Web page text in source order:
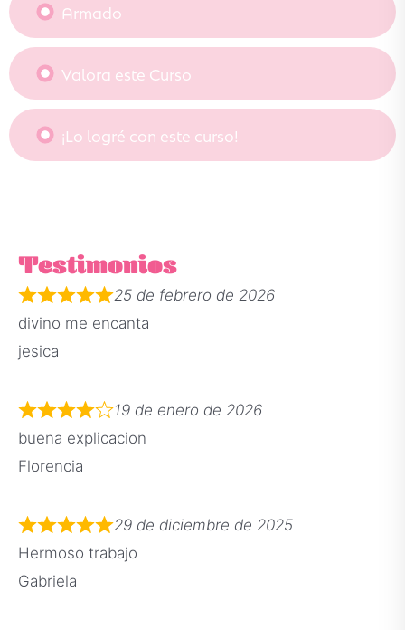
Armado
Valora este Curso
¡Lo logré con este curso!
Testimonios
25 de febrero de 2026
divino me encanta
jesica
19 de enero de 2026
buena explicacion
Florencia
29 de diciembre de 2025
Hermoso trabajo
Gabriela